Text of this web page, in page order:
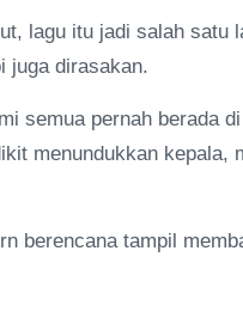
lagu itu jadi salah
juga dirasakan.
semua pernah berada
menundukkan
berencana tampil